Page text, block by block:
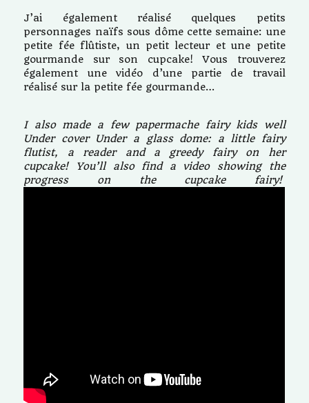
J’ai également réalisé quelques petits
personnages naïfs sous dôme cette semaine: une
petite fée flûtiste, un petit lecteur et une petite
gourmande sur son cupcake! Vous trouverez
également une vidéo d’une partie de travail
réalisé sur la petite fée gourmande…
I also made a few papermache fairy kids well
Under cover Under a glass dome: a little fairy
flutist, a reader and a greedy fairy on her
cupcake! You’ll also find a video showing the
progress on the cupcake fairy!